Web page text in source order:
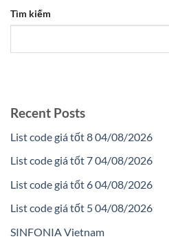
Tìm kiếm
Recent Posts
List code giá tốt 8 04/08/2026
List code giá tốt 7 04/08/2026
List code giá tốt 6 04/08/2026
List code giá tốt 5 04/08/2026
SINFONIA Vietnam